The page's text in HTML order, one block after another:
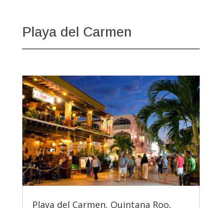
Playa del Carmen
Playa del Carmen, Quintana Roo,